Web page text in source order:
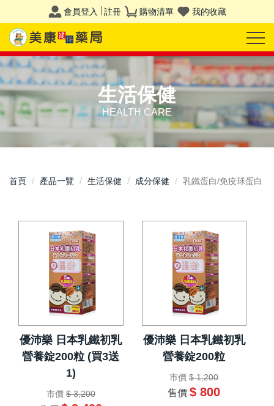
會員登入 註冊 購物清單 我的收藏
生活保健
HEALTH CARE
首頁 產品一覽 生活保健 成分保健 乳鐵蛋白/免疫球蛋白
優沛樂 日本乳鐵初乳
營養錠200粒 (買3送
1)
市價 $ 3,200
優沛樂 日本乳鐵初乳
營養錠200粒
市價 $ 1,200
售價 $ 800